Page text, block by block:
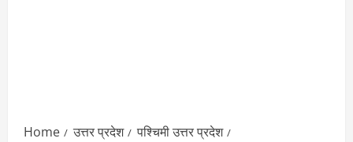
Home उत्तर प्रदेश
पश्चिमी उत्तर प्रदेश